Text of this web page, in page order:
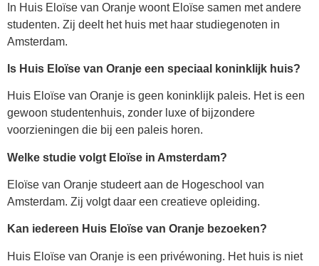
In Huis Eloïse van Oranje woont Eloïse samen met andere
studenten. Zij deelt het huis met haar studiegenoten in
Amsterdam.
Is Huis Eloïse van Oranje een speciaal koninklijk huis?
Huis Eloïse van Oranje is geen koninklijk paleis. Het is een
gewoon studentenhuis, zonder luxe of bijzondere
voorzieningen die bij een paleis horen.
Welke studie volgt Eloïse in Amsterdam?
Eloïse van Oranje studeert aan de Hogeschool van
Amsterdam. Zij volgt daar een creatieve opleiding.
Kan iedereen Huis Eloïse van Oranje bezoeken?
Huis Eloïse van Oranje is een privéwoning. Het huis is niet